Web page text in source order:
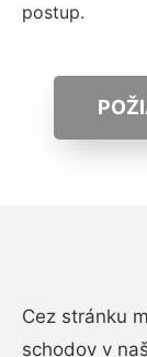
postup.
Cez stránku
schodov v